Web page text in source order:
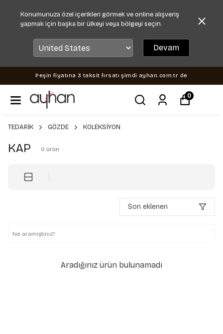
Konumunuza özel içerikleri görmek ve online alışveriş
yapmak için başka bir ülkeyi veya bölgeyi seçin.
Devam
Peşin fiyatına 3 taksit fırsatı şimdi ayhan.com.tr de
0
TEDARİK GÖZDE KOLEKSİYON
KAP 0 ürün
Son eklenen
Aradığınız ürün bulunamadı